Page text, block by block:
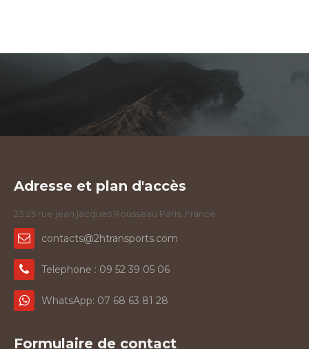
Adresse et plan d'accès
23 25 rue jean jacques Rousseau Paris, France
contacts@2htransports.com
Telephone : 09 52 39 05 06
WhatsApp: 07 68 63 81 28
Formulaire de contact